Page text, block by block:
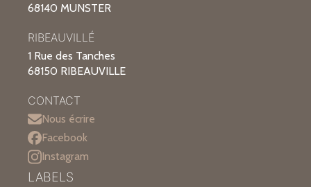
68140 MUNSTER
RIBEAUVILLÉ
1 Rue des Tanches
68150 RIBEAUVILLE
CONTACT
Nous écrire
Facebook
Instagram
LABELS